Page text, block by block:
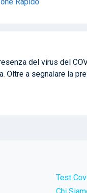
del virus del
Oltre a segnalare la
Test
Chi